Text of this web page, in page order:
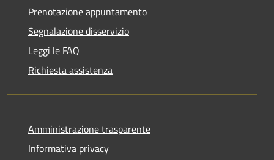
Prenotazione appuntamento
Segnalazione disservizio
Leggi le FAQ
Richiesta assistenza
Amministrazione trasparente
Informativa privacy